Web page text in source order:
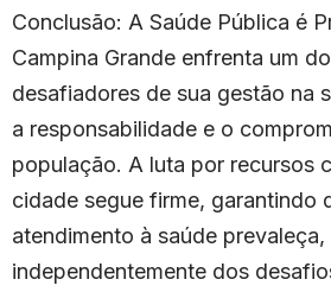
Conclusão: A Saúde Pública é
Campina Grande enfrenta um
desafiadores de sua gestão na
a responsabilidade e o
população. A luta por recursos
cidade segue firme, garantindo
atendimento à saúde prevaleça,
independentemente dos